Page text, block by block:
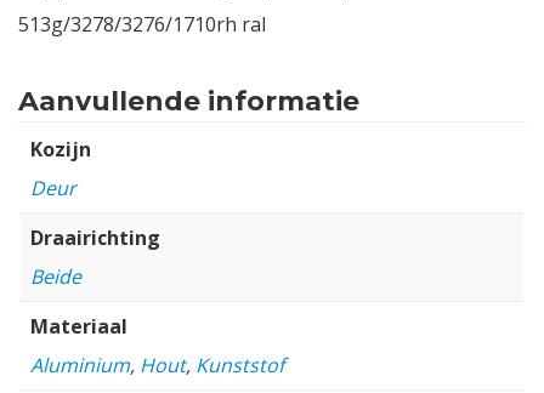
513g/3278/3276/1710rh ral
Aanvullende informatie
Kozijn
Deur
Draairichting
Beide
Materiaal
Aluminium, Hout, Kunststof